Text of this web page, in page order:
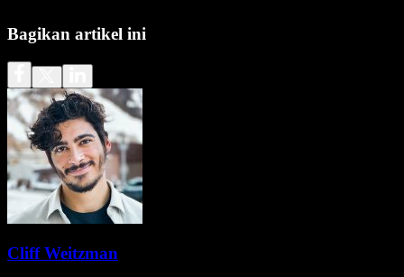
Bagikan artikel ini
Cliff Weitzman